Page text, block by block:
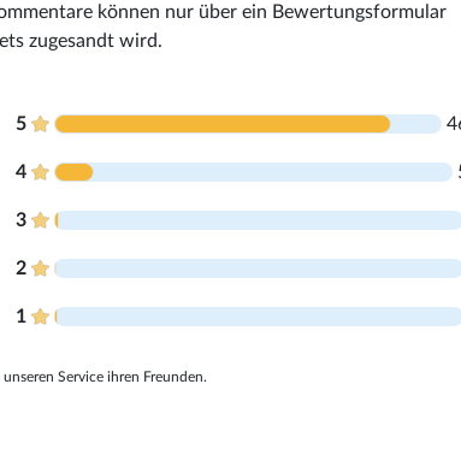
können nur über ein Bewertungsformular
zugesandt wird.
5
4
3
2
1
Service ihren Freunden.